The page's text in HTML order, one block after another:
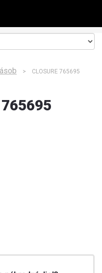
> CLOSURE 765695
765695